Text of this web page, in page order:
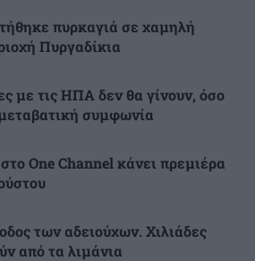
πυρκαγιά σε χαμηλή
Πυργαδίκια
με τις ΗΠΑ δεν θα γίνουν, όσο
συμφωνία
One Channel κάνει πρεμιέρα
των αδειούχων. Χιλιάδες
από τα λιμάνια